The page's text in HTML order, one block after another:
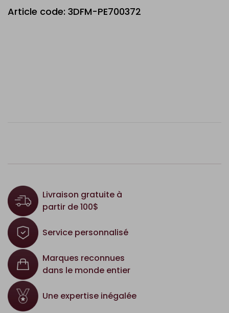
Article code: 3DFM-PE700372
Livraison gratuite à
partir de 100$
Service personnalisé
Marques reconnues
dans le monde entier
Une expertise inégalée